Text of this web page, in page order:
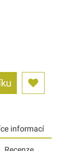
informací